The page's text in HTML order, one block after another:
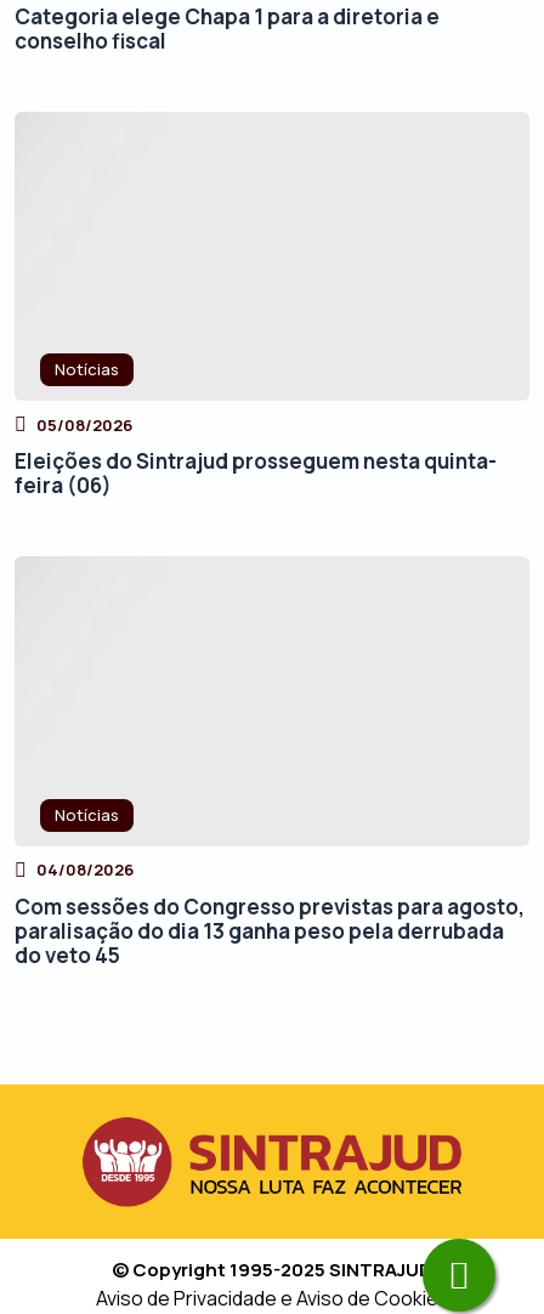
Categoria elege Chapa 1 para a diretoria e
conselho fiscal
Notícias
05/08/2026
Eleições do Sintrajud prosseguem nesta quinta-
feira (06)
Notícias
04/08/2026
Com sessões do Congresso previstas para agosto,
paralisação do dia 13 ganha peso pela derrubada
do veto 45
© Copyright 1995-2025 SINTRAJUD
Aviso de Privacidade e Aviso de Cookies